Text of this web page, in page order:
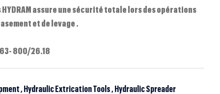
assure une sécurité totale lors des opérations
et de levage .
800/26.18
, Hydraulic Extrication Tools, Hydraulic Spreader